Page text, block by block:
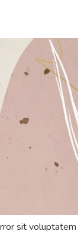
sit voluptatem